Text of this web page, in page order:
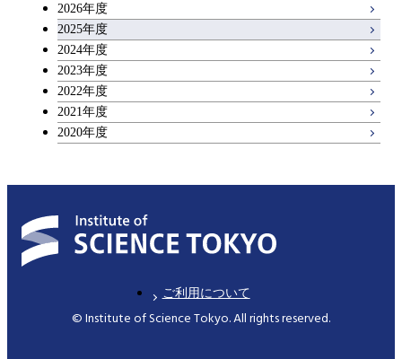
原子核工学コース
物質・情報卓越コース
2026年度
2025年度
2024年度
2023年度
2022年度
2021年度
2020年度
ご利用について
© Institute of Science Tokyo. All rights reserved.